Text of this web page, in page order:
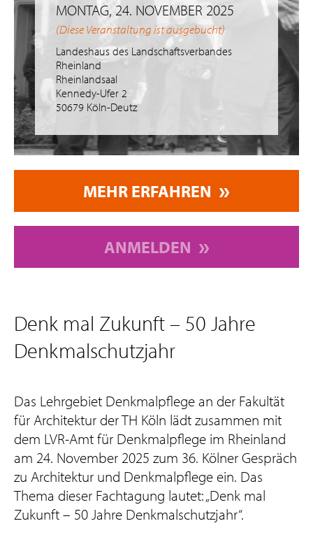
MONTAG, 24. NOVEMBER 2025
(Diese Veranstaltung ist ausgebucht)
Landeshaus des Landschaftsverbandes
Rheinland
Rheinlandsaal
Kennedy-Ufer 2
50679 Köln-Deutz
MEHR ERFAHREN
ANMELDEN
Denk mal Zukunft – 50 Jahre
Denkmalschutzjahr
Das Lehrgebiet Denkmalpflege an der Fakultät
für Architektur der TH Köln lädt zusammen mit
dem LVR-Amt für Denkmalpflege im Rheinland
am 24. November 2025 zum 36. Kölner Gespräch
zu Architektur und Denkmalpflege ein. Das
Thema dieser Fachtagung lautet: „Denk mal
Zukunft – 50 Jahre Denkmalschutzjahr“.